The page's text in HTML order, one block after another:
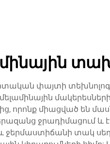
փայտի
միացված են
ջրադիմացում և
ջերմաստիճանի տակ